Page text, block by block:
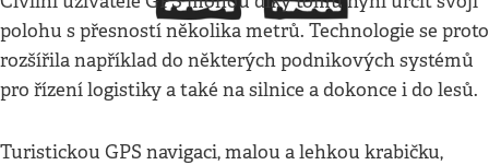
polohu s přesností několika metrů. Technologie se proto
rozšířila například do některých podnikových systémů
pro řízení logistiky a také na silnice a dokonce i do lesů.
Turistickou GPS navigaci, malou a lehkou krabičku,